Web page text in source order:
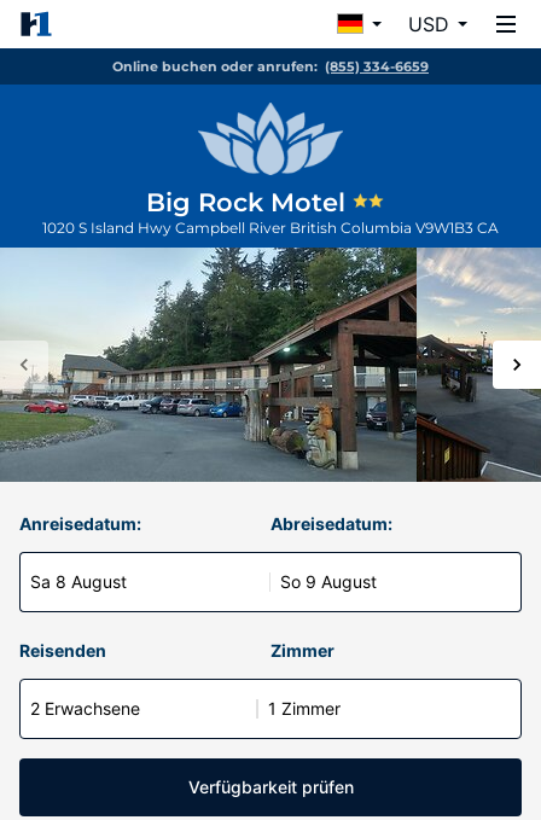
USD
Online buchen oder anrufen: (855) 334-6659
Big Rock Motel
1020 S Island Hwy Campbell River British Columbia V9W1B3 CA
Anreisedatum:
Sa 8 August
Abreisedatum:
So 9 August
Reisenden Zimmer
2 Erwachsene 1 Zimmer
Verfügbarkeit prüfen